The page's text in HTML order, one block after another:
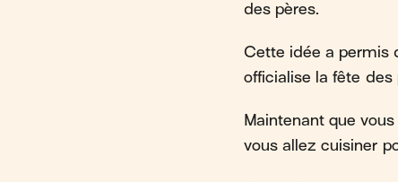
des pères.
Cette idée a permis
officialise la fête des
Maintenant que
vous allez cuisiner